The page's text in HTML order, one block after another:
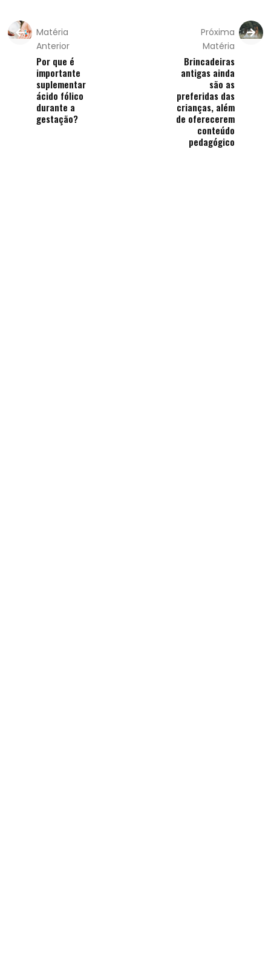
Matéria
Anterior
Por que é
importante
suplementar
ácido fólico
durante a
gestação?
Próxima
Matéria
Brincadeiras
antigas ainda
são as
preferidas das
crianças, além
de oferecerem
conteúdo
pedagógico